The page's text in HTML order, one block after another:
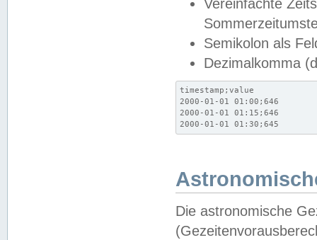
Vereinfachte
Semikolon als
Dezimalkomma
timestamp;value
2000-01-01 01:00;646
2000-01-01 01:15;646
2000-01-01 01:30;645
Die astronomische